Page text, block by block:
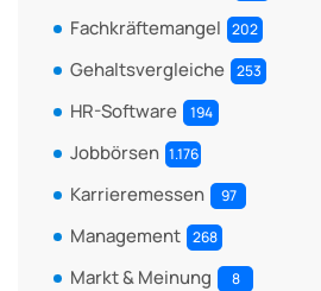
Fachkräftemangel 202
Gehaltsvergleiche 253
HR-Software 194
Jobbörsen 1.176
Karrieremessen 97
Management 268
Markt & Meinung 8